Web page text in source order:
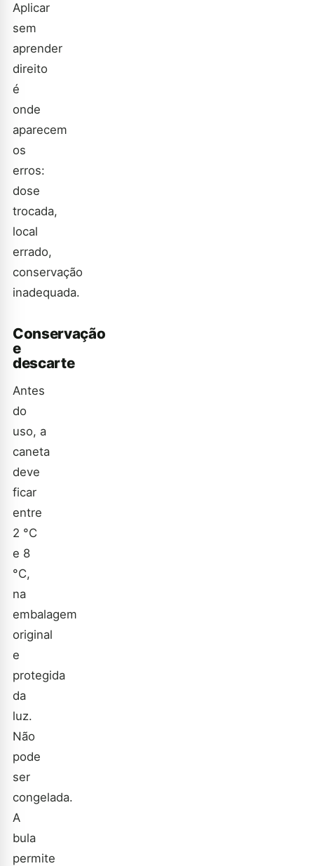
Aplicar
sem
aprender
direito
é
onde
aparecem
os
erros:
dose
trocada,
local
errado,
conservação
inadequada.
Conservação
e
descarte
Antes
do
uso, a
caneta
deve
ficar
entre
2 °C
e 8
°C,
na
embalagem
original
e
protegida
da
luz.
Não
pode
ser
congelada.
A
bula
permite